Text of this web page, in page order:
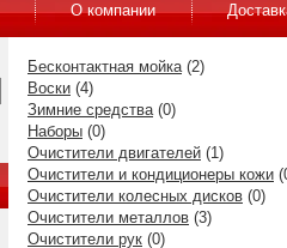
О компании
Бесконтактная мойка(2)
Воски (4)
Зимние средства(0)
Наборы (0)
Очистители двигателей (1)
Очистители и кондиционеры кожи
Очистители колесных дисков (0)
Очистители металлов (3)
Очистители рук (0)